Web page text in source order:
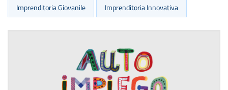
Imprenditoria Giovanile Imprenditoria Innovativa